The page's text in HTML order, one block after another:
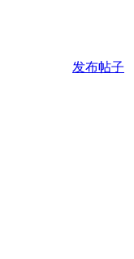
发布帖子